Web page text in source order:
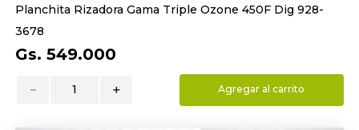
Planchita Rizadora Gama Triple Ozone 450F Dig 928-
3678
Gs. 549.000
＋
－ Agregar al carrito
9.
hydrate